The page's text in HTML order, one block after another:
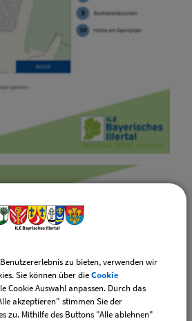
zu bieten, verwenden wir
Sie können über dieCookie
Cookie Auswahl anpassen. Durch das
akzeptieren" stimmen Sie der
zu. Mithilfe des Buttons "Alle ablehnen"